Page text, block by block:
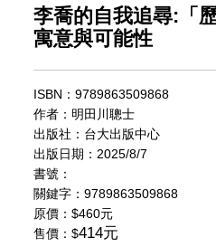
李喬的自我追尋:「
寓意與可能性
ISBN：9789863509868
作者：明田川聰士
出版社：台大出版中心
出版日期：2025/8/7
書號：
關鍵字：9789863509868
原價：$460元
售價：$414元